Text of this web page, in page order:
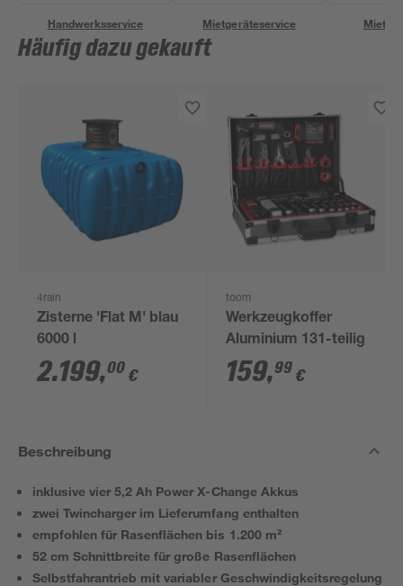
Handwerksservice Mietgeräteservice
Häufig dazu gekauft
4rain
Zisterne 'Flat M' blau
6000 l
2.199,00 €
toom
Werkzeugkoffer
Aluminium 131-teilig
159,99 €
Beschreibung
inklusive vier 5,2 Ah Power X-Change Akkus
zwei Twincharger im Lieferumfang enthalten
empfohlen für Rasenflächen bis 1.200 m²
52 cm Schnittbreite für große Rasenflächen
Selbstfahrantrieb mit variabler Geschwindigkeitsregelung